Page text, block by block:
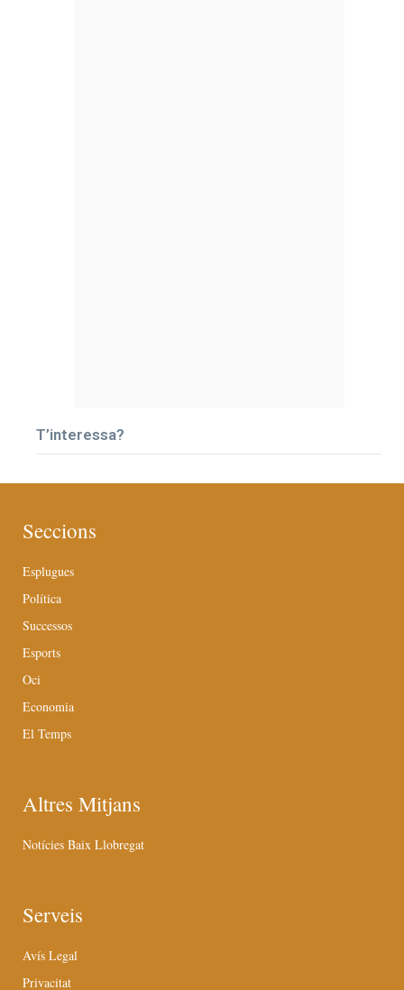
T’interessa?
Seccions
Esplugues
Política
Successos
Esports
Oci
Economia
El Temps
Altres Mitjans
Notícies Baix Llobregat
Serveis
Avís Legal
Privacitat